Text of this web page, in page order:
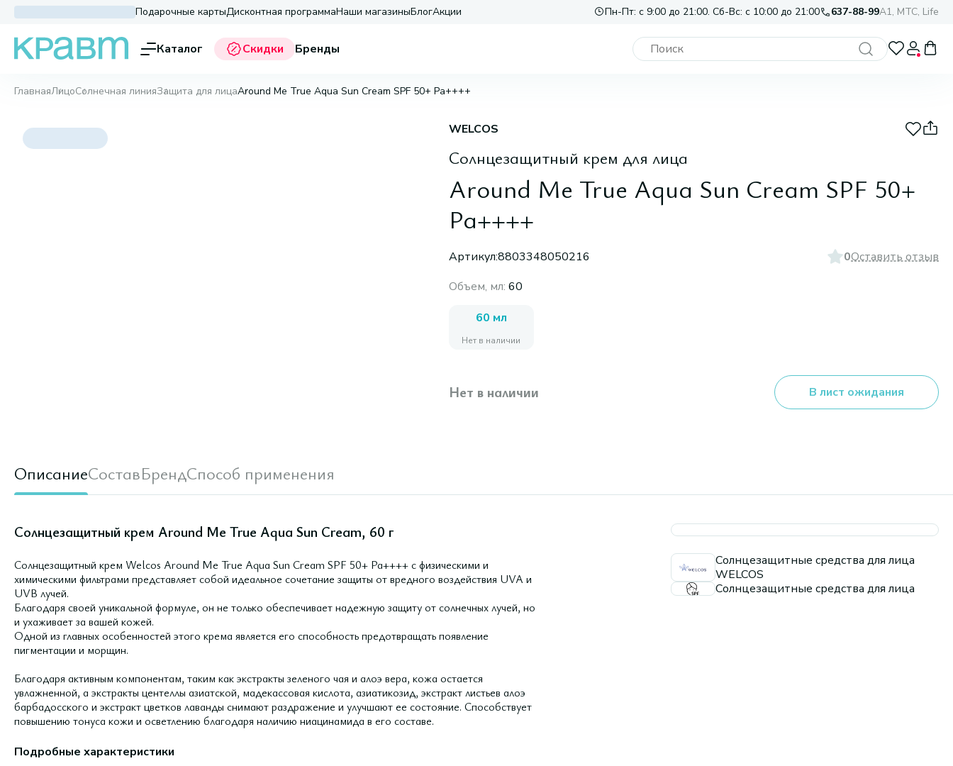
Подарочные картыДисконтная программаНаши магазиныБлогАкции Пн-Пт: с 9:00 до 21:00. Сб-Вс: с 10:00 до 21:00 637-88-99A1, МТС, Life
Каталог Скидки Бренды
ГлавнаяЛицоСолнечная линияЗащита для лицаAround Me True Aqua Sun Cream SPF 50+ Pa++++
WELCOS
Солнцезащитный крем для лица
Around Me True Aqua Sun Cream SPF 50+
Pa++++
Артикул:8803348050216 0Оставить отзыв
Объем, мл: 60
60 мл
Нет в наличии
Нет в наличии В лист ожидания
ОписаниеСоставБрендСпособ применения
Солнцезащитный крем Around Me True Aqua Sun Cream, 60 г
Солнцезащитный крем Welcos Around Me True Aqua Sun Cream SPF 50+ Pa++++ с физическими и
химическими фильтрами представляет собой идеальное сочетание защиты от вредного воздействия UVA и
UVB лучей.
Благодаря своей уникальной формуле, он не только обеспечивает надежную защиту от солнечных лучей, но
и ухаживает за вашей кожей.
Одной из главных особенностей этого крема является его способность предотвращать появление
пигментации и морщин.
Благодаря активным компонентам, таким как экстракты зеленого чая и алоэ вера, кожа остается
увлажненной, а экстракты центеллы азиатской, мадекассовая кислота, азиатикозид, экстракт листьев алоэ
барбадосского и экстракт цветков лаванды снимают раздражение и улучшают ее состояние. Способствует
повышению тонуса кожи и осветлению благодаря наличию ниацинамида в его составе.
Подробные характеристики
Солнцезащитные средства для лица
WELCOS
Солнцезащитные средства для лица